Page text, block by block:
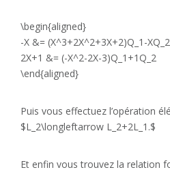
\begin{aligned}
-X &= (X^3+2X^2+3X+2)Q_1-
2X+1 &= (-X^2-2X-3)Q_1+1Q_2
\end{aligned}
Puis vous effectuez l’opération
$L_2\longleftarrow L_2+2L_1.$
Et enfin vous trouvez la relation